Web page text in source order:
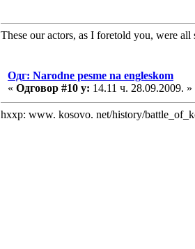
These our actors, as I foretold you, were
Одг: Narodne pesme na engleskom
« Одговор #10 у: 14.11 ч. 28.09.2009. »
hxxp: www. kosovo. net/history/